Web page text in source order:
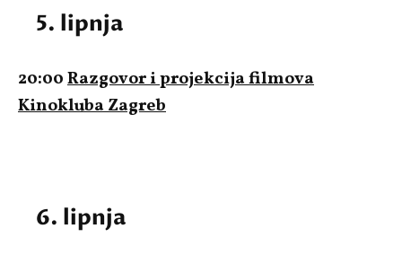
5. lipnja
20:00Razgovor i projekcija filmova
Kinokluba Zagreb
6. lipnja